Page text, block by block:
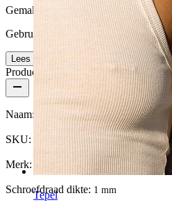
Tepel
Gemak van gebruik
Gebruikersvriendelijk
Lees meer
Productdetails
Naam: Zonnestraal-labret van titanium
SKU: Labret-272
Merk: Bodymod Trend
Schroefdraad dikte: 1 mm